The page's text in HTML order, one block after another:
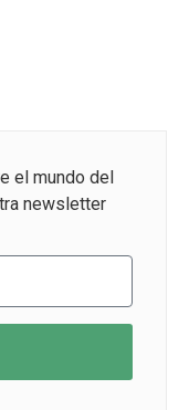
el mundo del
newsletter